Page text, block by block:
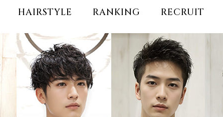
HAIRSTYLE RANKING RECRUIT